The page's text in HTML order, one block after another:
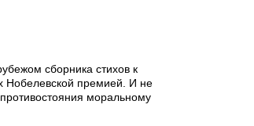
сборника стихов к
Нобелевской премией. И не
моральному